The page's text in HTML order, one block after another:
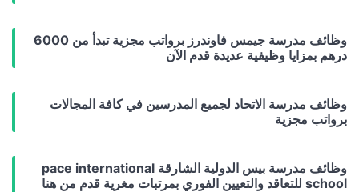
وظائف مدرسة جيمس فاوندرز برواتب مجزية تبدأ من 6000
درهم بمزايا وظيفية عديدة قدم الآن
وظائف مدرسة الاتحاد لجميع المدرسين في كافة المجالات
برواتب مجزية
وظائف مدرسة بيس الدولية الشارقة pace international
school للتعاقد والتعيين الفوري بمرتبات مغرية قدم من هنا